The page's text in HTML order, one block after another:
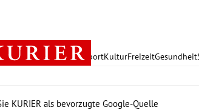
PolitikWirtschaft SportKulturFreizeitGesundheit
KURIER als bevorzugte Google-Quelle